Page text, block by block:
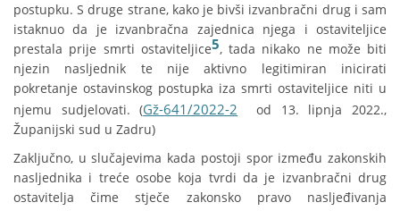
postupku. S druge strane, kako je bivši izvanbračni drug i sam
istaknuo da je izvanbračna zajednica njega i ostaviteljice
prestala prije smrti ostaviteljice5, tada nikako ne može biti
njezin nasljednik te nije aktivno legitimiran inicirati
pokretanje ostavinskog postupka iza smrti ostaviteljice niti u
njemu sudjelovati. (Gž-641/2022-2 od 13. lipnja 2022.,
Županijski sud u Zadru)
Zaključno, u slučajevima kada postoji spor između zakonskih
nasljednika i treće osobe koja tvrdi da je izvanbračni drug
ostavitelja čime stječe zakonsko pravo nasljeđivanja